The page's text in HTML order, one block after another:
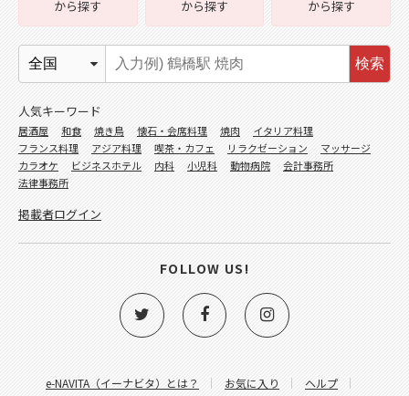
e-NAVITA（イーナビタ）とは？ お気に入り ヘルプ
から探す
から探す
から探す
検索
人気キーワード
居酒屋 和食 焼き鳥 懐石・会席料理 焼肉
イタリア料理
フランス料理
アジア料理 喫茶・カフェ リラクゼーション
マッサージ
カラオケ
ビジネスホテル 内科 小児科 動物病院
会計事務所
法律事務所
掲載者ログイン
FOLLOW US!